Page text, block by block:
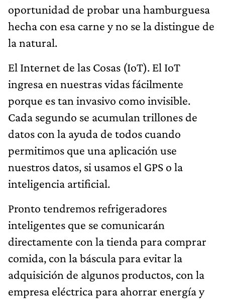
oportunidad de probar una hamburguesa
hecha con esa carne y no se la distingue de
la natural.
El Internet de las Cosas (IoT). El IoT
ingresa en nuestras vidas fácilmente
porque es tan invasivo como invisible.
Cada segundo se acumulan trillones de
datos con la ayuda de todos cuando
permitimos que una aplicación use
nuestros datos, si usamos el GPS o la
inteligencia artificial.
Pronto tendremos refrigeradores
inteligentes que se comunicarán
directamente con la tienda para comprar
comida, con la báscula para evitar la
adquisición de algunos productos, con la
empresa eléctrica para ahorrar energía y